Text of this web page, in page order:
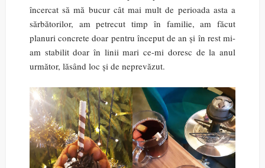
încercat să mă bucur cât mai mult de perioada asta a
sărbătorilor, am petrecut timp în familie, am făcut
planuri concrete doar pentru început de an și în rest mi-
am stabilit doar în linii mari ce-mi doresc de la anul
următor, lăsând loc și de neprevăzut.